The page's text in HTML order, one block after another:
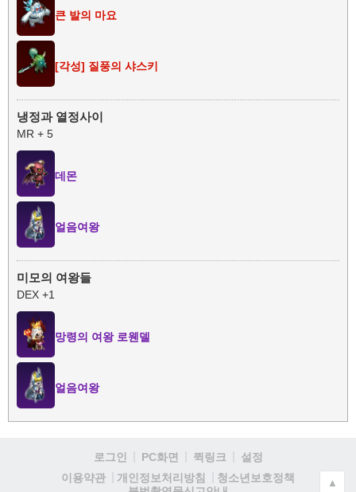
큰 발의 마요
[각성] 질풍의 샤스키
냉정과 열정사이
MR + 5
데몬
얼음여왕
미모의 여왕들
DEX +1
망령의 여왕 로웬델
얼음여왕
로그인 PC화면 퀵링크
설정
이용약관
개인정보처리방침
청소년보호정책
▲